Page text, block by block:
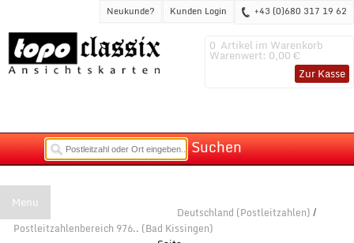
+43 (0)680 317 19 62
Kunden Login
Neukunde?
0 Artikel im Warenkorb
Warenwert: 0,00 €
Zur Kasse
Suchen
Menu
Deutschland (Postleitzahlen) /
Postleitzahlenbereich 976.. (Bad Kissingen)